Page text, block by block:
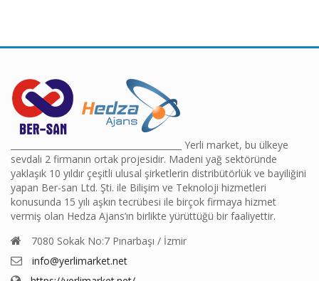
________________________________________ Yerli market, bu ülkeye
sevdalı 2 firmanın ortak projesidir. Madeni yağ sektöründe
yaklaşık 10 yıldır çeşitli ulusal şirketlerin distribütörlük ve bayiliğini
yapan Ber-san Ltd. Şti. ile Bilişim ve Teknoloji hizmetleri
konusunda 15 yılı aşkın tecrübesi ile birçok firmaya hizmet
vermiş olan Hedza Ajans’ın birlikte yürüttüğü bir faaliyettir.
7080 Sokak No:7 Pınarbaşı / İzmir
info@yerlimarket.net